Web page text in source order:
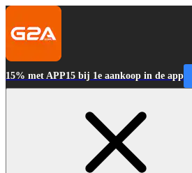
15% met APP15 bij 1e aankoop in de app